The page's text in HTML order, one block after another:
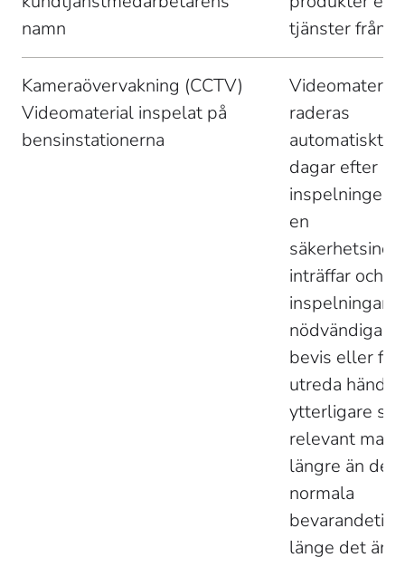
namn
tjänster från
Kameraövervakning (CCTV)
Videomaterial inspelat på
bensinstationerna
Videomaterial
raderas
automatiskt
dagar efter
inspelningen
en
inträffar och
nödvändiga
bevis eller
utreda
ytterligare
relevant
längre än den
normala
länge det är